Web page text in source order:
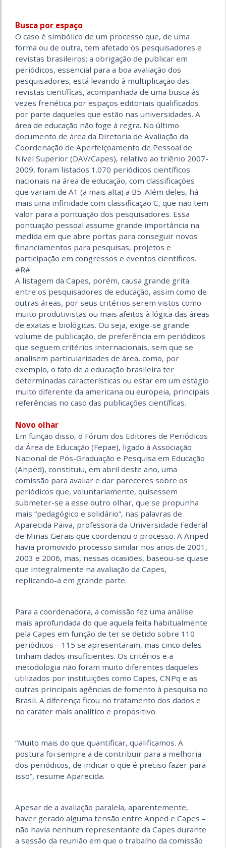
Busca por espaço
O caso é simbólico de um processo que, de uma
forma ou de outra, tem afetado os pesquisadores e
revistas brasileiros: a obrigação de publicar em
periódicos, essencial para a boa avaliação dos
pesquisadores, está levando à multiplicação das
revistas científicas, acompanhada de uma busca às
vezes frenética por espaços editoriais qualificados
por parte daqueles que estão nas universidades. A
área de educação não foge à regra. No último
documento de área da Diretoria de Avaliação da
Coordenação de Aperfeiçoamento de Pessoal de
Nível Superior (DAV/Capes), relativo ao triênio 2007-
2009, foram listados 1.070 periódicos científicos
nacionais na área de educação, com classificações
que variam de A1 (a mais alta) a B5. Além deles, há
mais uma infinidade com classificação C, que não tem
valor para a pontuação dos pesquisadores. Essa
pontuação pessoal assume grande importância na
medida em que abre portas para conseguir novos
financiamentos para pesquisas, projetos e
participação em congressos e eventos científicos.
#R#
A listagem da Capes, porém, causa grande grita
entre os pesquisadores de educação, assim como de
outras áreas, por seus critérios serem vistos como
muito produtivistas ou mais afeitos à lógica das áreas
de exatas e biológicas. Ou seja, exige-se grande
volume de publicação, de preferência em periódicos
que seguem critérios internacionais, sem que se
analisem particularidades de área, como, por
exemplo, o fato de a educação brasileira ter
determinadas características ou estar em um estágio
muito diferente da americana ou europeia, principais
referências no caso das publicações científicas.
Novo olhar
Em função disso, o Fórum dos Editores de Periódicos
da Área de Educação (Fepae), ligado à Associação
Nacional de Pós-Graduação e Pesquisa em Educação
(Anped), constituiu, em abril deste ano, uma
comissão para avaliar e dar pareceres sobre os
periódicos que, voluntariamente, quisessem
submeter-se a esse outro olhar, que se propunha
mais “pedagógico e solidário”, nas palavras de
Aparecida Paiva, professora da Universidade Federal
de Minas Gerais que coordenou o processo. A Anped
havia promovido processo similar nos anos de 2001,
2003 e 2006, mas, nessas ocasiões, baseou-se quase
que integralmente na avaliação da Capes,
replicando-a em grande parte.
Para a coordenadora, a comissão fez uma análise
mais aprofundada do que aquela feita habitualmente
pela Capes em função de ter se detido sobre 110
periódicos – 115 se apresentaram, mas cinco deles
tinham dados insuficientes. Os critérios e a
metodologia não foram muito diferentes daqueles
utilizados por instituições como Capes, CNPq e as
outras principais agências de fomento à pesquisa no
Brasil. A diferença ficou no tratamento dos dados e
no caráter mais analítico e propositivo.
“Muito mais do que quantificar, qualificamos. A
postura foi sempre a de contribuir para a melhoria
dos periódicos, de indicar o que é preciso fazer para
isso”, resume Aparecida.
Apesar de a avaliação paralela, aparentemente,
haver gerado alguma tensão entre Anped e Capes –
não havia nenhum representante da Capes durante
a sessão da reunião em que o trabalho da comissão